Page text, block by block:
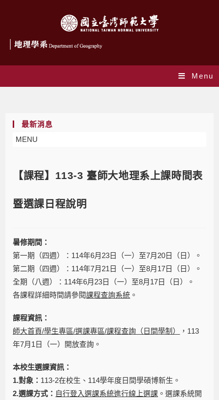
Menu
最新消息
MENU
【課程】113-3 臺師大地理系上課時間表
暨選課日程說明
暑修期間：
第一期（四週）：114年6月23日（一）至7月20日（日）。
第二期（四週）：114年7月21日（一）至8月17日（日）。
全期（八週）：114年6月23日（一）至8月17日（日）。
各課程詳細時間請參閱課程查詢系統 。
課程資訊：
師大首頁/學生專區/選課專區/課程查詢（日間學制）
，113
年7月1日（一）開放查詢。
本校生選課資訊：
1.對象： 113-2在校生、114學年度日間學碩博新生。
2.選課方式： 自行登入選課系統進行線上選課 。選課系統開